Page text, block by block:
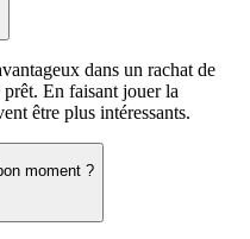
dans un rachat de
En faisant jouer la
être plus intéressants.
moment ?